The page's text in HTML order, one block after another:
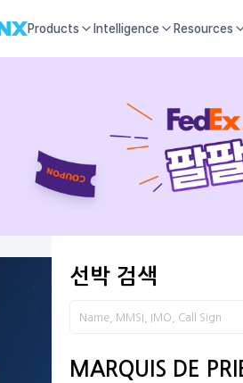
Products Intelligence Resources
선박 검색
MARQUIS DE